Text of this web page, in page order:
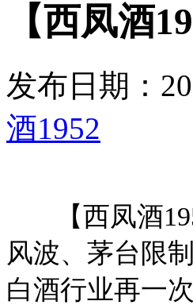
【西凤酒
发布日期：
酒1952
【西凤酒
风波、茅台限
白酒行业再一